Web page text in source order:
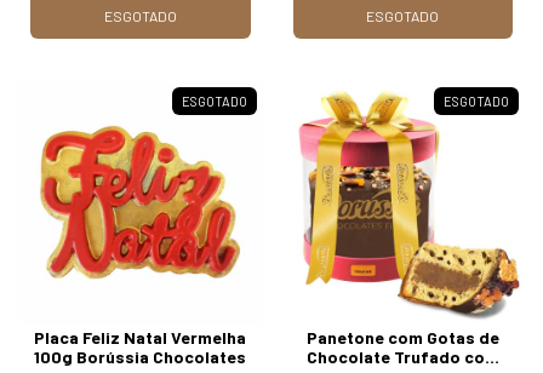
ESGOTADO ESGOTADO
ESGOTADO
Placa Feliz Natal Vermelha
100g Borússia Chocolates
ESGOTADO
Panetone com Gotas de
Chocolate Trufado com